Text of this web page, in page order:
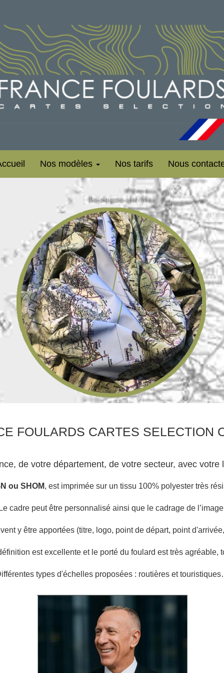
Nos modèles Nos tarifs Nous
FOULARDS CARTES SELECTION
de votre département, de votre secteur, avec
ou SHOM, est imprimée sur un tissu 100% polyester très
cadre peut être personnalisé ainsi que le cadrage de
y être apportées (titre, logo, point de départ, point
est excellente et le porté du foulard est très agréable,
types d'échelles proposées : routières et